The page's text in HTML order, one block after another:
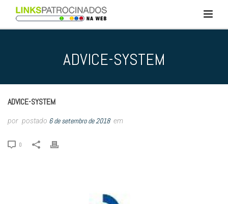
ADVICE-SYSTEM
ADVICE-SYSTEM
por postado 6 de setembro de 2018 em
0